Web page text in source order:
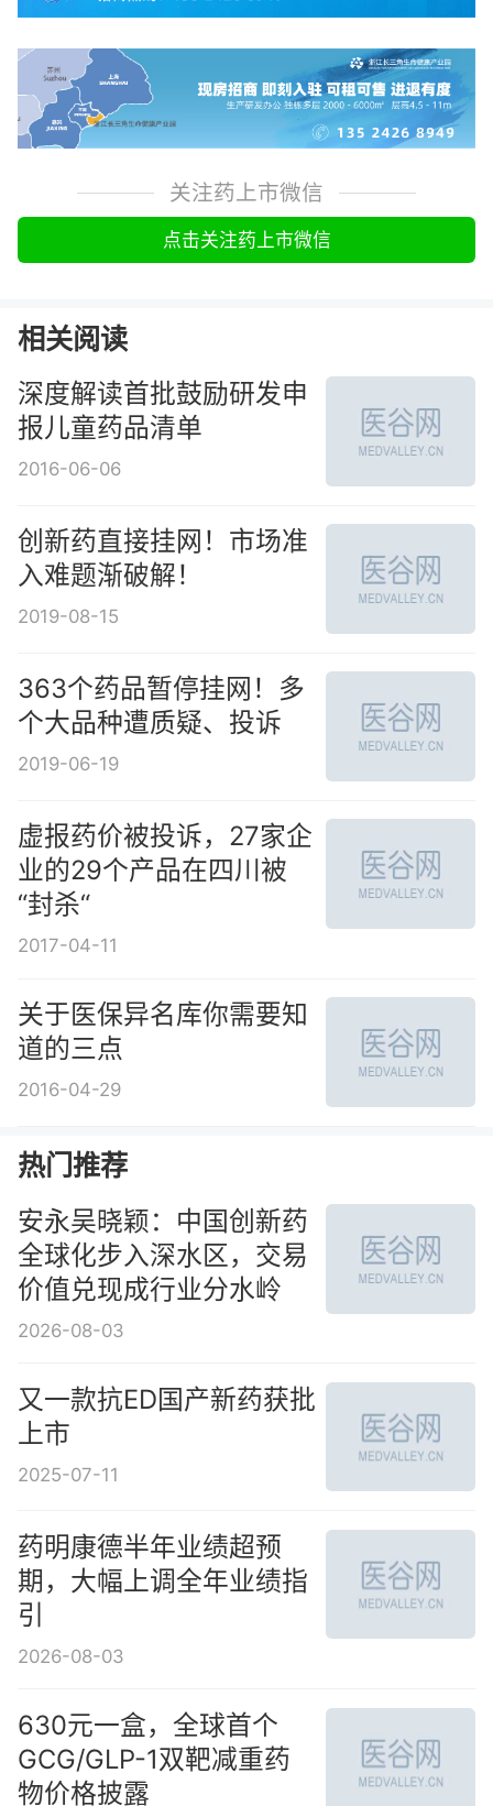
关注药上市微信
点击关注药上市微信
相关阅读
深度解读首批鼓励研发申
报儿童药品清单
2016-06-06
创新药直接挂网！市场准
入难题渐破解！
2019-08-15
363个药品暂停挂网！多
个大品种遭质疑、投诉
2019-06-19
虚报药价被投诉，27家企
业的29个产品在四川被
“封杀“
2017-04-11
关于医保异名库你需要知
道的三点
2016-04-29
热门推荐
安永吴晓颖：中国创新药
全球化步入深水区，交易
价值兑现成行业分水岭
2026-08-03
又一款抗ED国产新药获批
上市
2025-07-11
药明康德半年业绩超预
期，大幅上调全年业绩指
引
2026-08-03
630元一盒，全球首个
GCG/GLP-1双靶减重药
物价格披露